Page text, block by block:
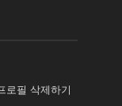
로필 삭제하기